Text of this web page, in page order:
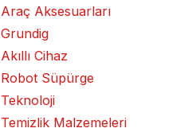
Araç Aksesuarları
Grundig
Akıllı Cihaz
Robot Süpürge
Teknoloji
Temizlik Malzemeleri